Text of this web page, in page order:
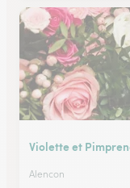
Violette et
Alencon